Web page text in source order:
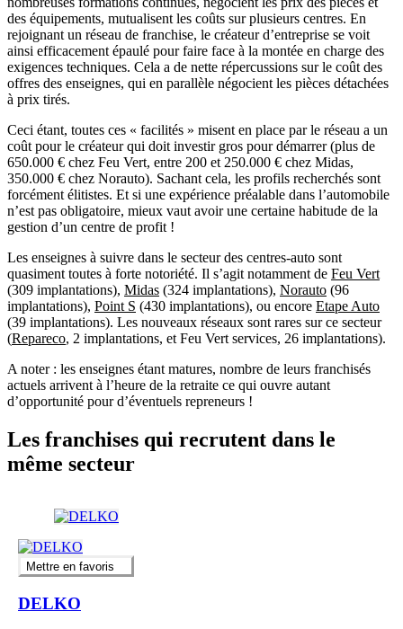
des équipements, mutualisent les coûts sur plusieurs centres. En
rejoignant un réseau de franchise, le créateur d’entreprise se voit
ainsi efficacement épaulé pour faire face à la montée en charge des
exigences techniques. Cela a de nette répercussions sur le coût des
offres des enseignes, qui en parallèle négocient les pièces détachées
à prix tirés.
Ceci étant, toutes ces « facilités » misent en place par le réseau a un
coût pour le créateur qui doit investir gros pour démarrer (plus de
650.000 € chez Feu Vert, entre 200 et 250.000 € chez Midas,
350.000 € chez Norauto). Sachant cela, les profils recherchés sont
forcément élitistes. Et si une expérience préalable dans l’automobile
n’est pas obligatoire, mieux vaut avoir une certaine habitude de la
gestion d’un centre de profit !
Les enseignes à suivre dans le secteur des centres-auto sont
quasiment toutes à forte notoriété. Il s’agit notamment de Feu Vert
(309 implantations), Midas (324 implantations), Norauto (96
implantations), Point S (430 implantations), ou encore Etape Auto
(39 implantations). Les nouveaux réseaux sont rares sur ce secteur
(Repareco, 2 implantations, et Feu Vert services, 26 implantations).
A noter : les enseignes étant matures, nombre de leurs franchisés
actuels arrivent à l’heure de la retraite ce qui ouvre autant
d’opportunité pour d’éventuels repreneurs !
Les franchises qui recrutent dans le
même secteur
Mettre en favoris
DELKO